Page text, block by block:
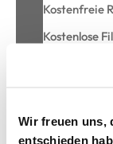
Wir freuen uns,
entschieden
Kostenfreie
Kostenlose